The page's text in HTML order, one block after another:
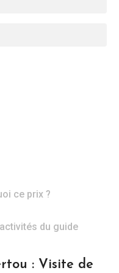
ce prix ?
du guide
: Visite de